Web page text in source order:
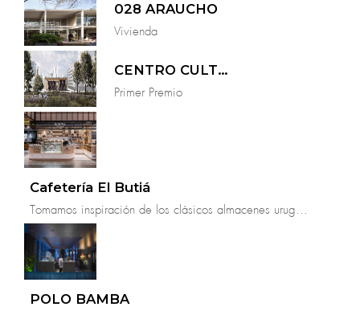
028 ARAUCHO
Vivienda
CENTRO CULTURAL MARIANO ARANA
Primer Premio
Cafetería El Butiá
Tomamos inspiración de los clásicos almacenes urug...
POLO BAMBA